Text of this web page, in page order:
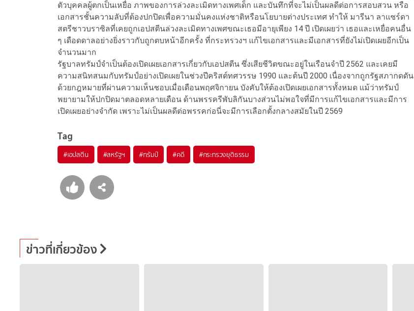
ตัวบุคคลผู้ตกเป็นเหยื่อ ภาพของการล่วงละเมิดทางเพศเด็ก และบันทึกที่จะไม่เป็นผลดีต่อการสอบสวน หรือ
เอกสารชั้นความลับที่ต้องปกปิดเพื่อความมั่นคงแห่งชาติหรือนโยบายต่างประเทศ ทำให้ มารีนา ลาแซร์ดา
สตรีชาวบราซิลที่เคยถูกเอปสตีนล่วงละเมิดทางเพศขณะเธอมีอายุเพียง 14 ปี เปิดเผยว่า เธอและเหยื่อคนอื่น
ๆ เดือดดาลอย่างยิ่งราวกับถูกตบหน้าอีกครั้ง ที่กระทรวงฯ แก้ไขเอกสารและมีเอกสารที่ยังไม่เปิดเผยอีกเป็น
จำนวนมาก
รัฐบาลทรัมป์จำเป็นต้องเปิดเผยเอกสารเกี่ยวกับเอปสตีน ซึ่งเสียชีวิตขณะอยู่ในเรือนจำปี 2562 และเคยมี
ความสนิทสนมกับทรัมป์อย่างเปิดเผยในช่วงปีคริสต์ทศวรรษ 1990 และต้นปี 2000 เนื่องจากถูกรัฐสภากดดัน
ด้วยกฎหมายที่ผ่านความเห็นชอบเมื่อเดือนพฤศจิกายน บังคับให้ต้องเปิดเผยเอกสารทั้งหมด แม้ว่าทรัมป์
พยายามให้ปกปิดมาตลอดหลายเดือน ด้านพรรครีพับลิกันบางส่วนไม่พอใจที่มีการแก้ไขเอกสารและมีการ
เปิดเผยอย่างจำกัด เพราะไม่เป็นผลดีต่อพรรคก่อนี่จะมีการเลือกตั้งกลางสมัยในปี 2569
Tag
#เอปสตีน #สหรัฐฯ #ทรัมป์ #คดี #กระทรวงยุติธรรม
ข่าวที่เกี่ยวข้อง